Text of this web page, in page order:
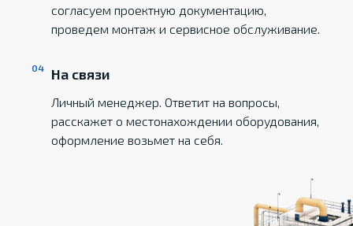
согласуем проектную документацию,
проведем монтаж и сервисное обслуживание.
На связи
Личный менеджер. Ответит на вопросы,
расскажет о местонахождении оборудования,
оформление возьмет на себя.